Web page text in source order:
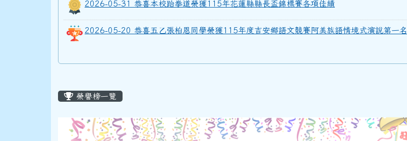
2026-05-31 恭喜本校跆拳道榮獲115年花蓮縣縣長盃錦標賽各項佳績
2026-05-20 恭喜五乙張柏恩同學榮獲115年度吉安鄉語文競賽阿美族語情境式演說第一名
主內容區域
榮譽榜一覽